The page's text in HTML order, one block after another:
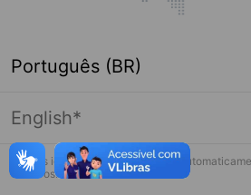
Página
Desculpe, algo deu
Português (BR)
English*
* Esses idiomas serão traduzidos
terceiros.